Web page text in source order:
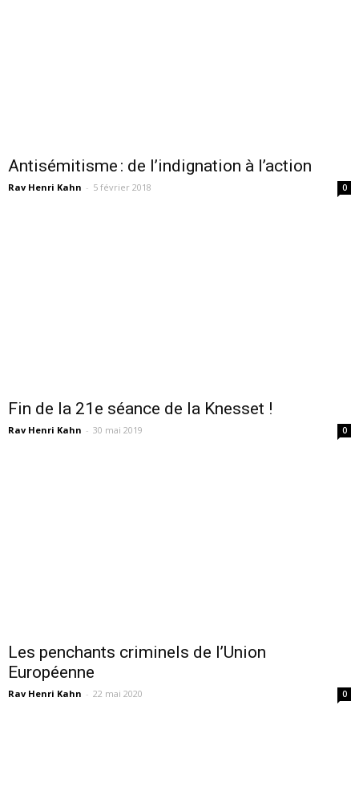
Antisémitisme : de l’indignation à l’action
Rav Henri Kahn - 5 février 2018 0
Fin de la 21e séance de la Knesset !
Rav Henri Kahn - 30 mai 2019 0
Les penchants criminels de l’Union
Européenne
Rav Henri Kahn - 22 mai 2020 0